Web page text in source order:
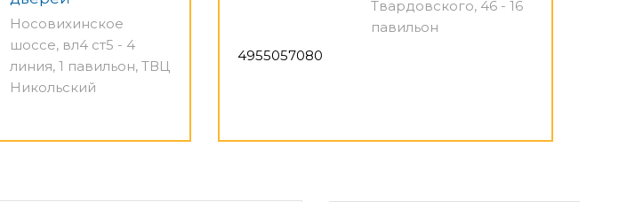
Носовихинское
шоссе, вл4 ст5 - 4
линия, 1 павильон, ТВЦ
Никольский
Твардовского, 46 - 16
павильон
4955057080